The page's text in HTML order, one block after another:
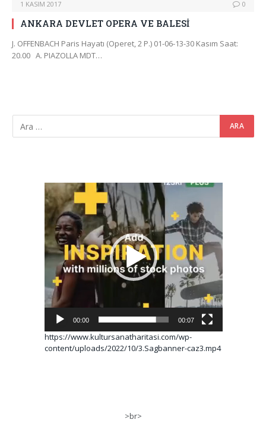
1 KASIM 2017 0
ANKARA DEVLET OPERA VE BALESİ
J. OFFENBACH Paris Hayatı (Operet, 2 P.) 01-06-13-30 Kasım Saat:
20.00 A. PIAZOLLA MDT…
Video
oynatıcı
00:00 00:07
https://www.kultursanatharitasi.com/wp-
content/uploads/2022/10/3.Sagbanner-caz3.mp4
>br>